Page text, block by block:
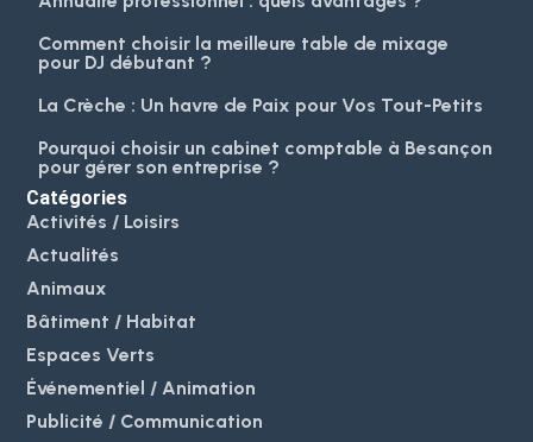
Comment choisir la meilleure table de mixage
pour DJ débutant ?
La Crèche : Un havre de Paix pour Vos Tout-Petits
Pourquoi choisir un cabinet comptable à Besançon
pour gérer son entreprise ?
Catégories
Activités / Loisirs
Actualités
Animaux
Bâtiment / Habitat
Espaces Verts
Événementiel / Animation
Publicité / Communication